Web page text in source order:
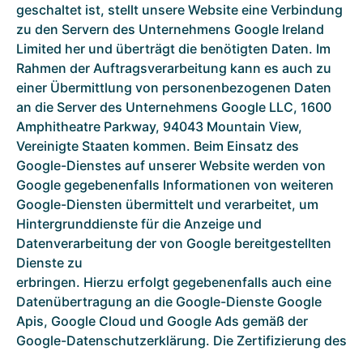
geschaltet ist, stellt unsere Website eine Verbindung
zu den Servern des Unternehmens Google Ireland
Limited her und überträgt die benötigten Daten. Im
Rahmen der Auftragsverarbeitung kann es auch zu
einer Übermittlung von personenbezogenen Daten
an die Server des Unternehmens Google LLC, 1600
Amphitheatre Parkway, 94043 Mountain View,
Vereinigte Staaten kommen. Beim Einsatz des
Google-Dienstes auf unserer Website werden von
Google gegebenenfalls Informationen von weiteren
Google-Diensten übermittelt und verarbeitet, um
Hintergrunddienste für die Anzeige und
Datenverarbeitung der von Google bereitgestellten
Dienste zu
erbringen. Hierzu erfolgt gegebenenfalls auch eine
Datenübertragung an die Google-Dienste Google
Apis, Google Cloud und Google Ads gemäß der
Google-Datenschutzerklärung. Die Zertifizierung des